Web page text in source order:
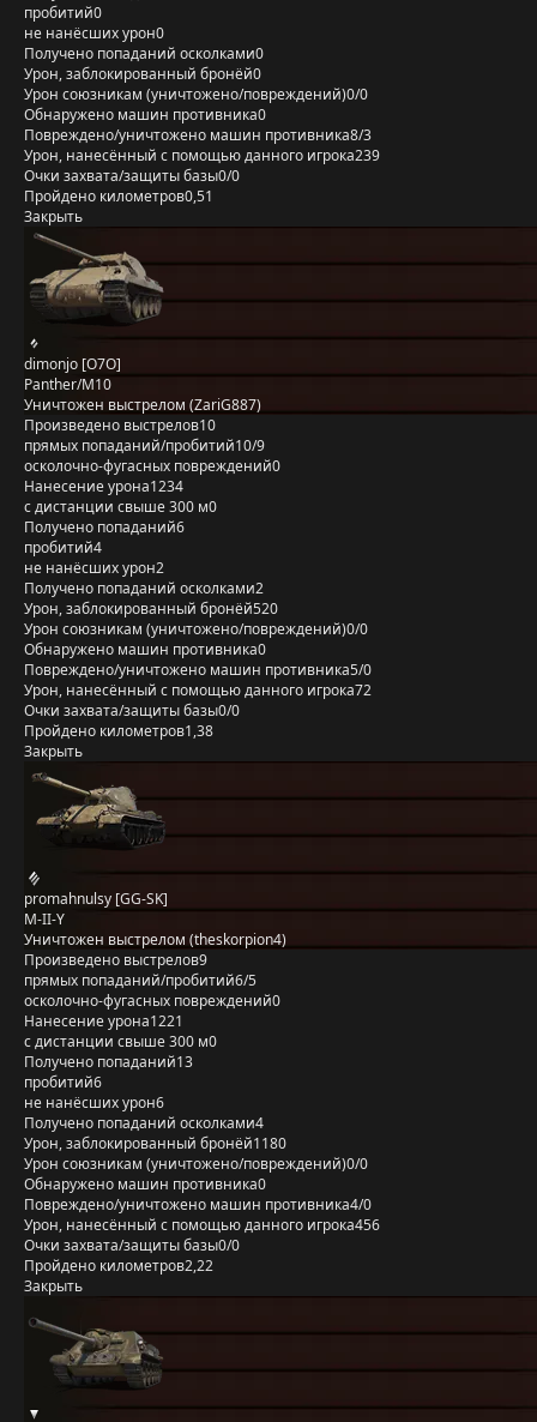
пробитий0
не нанёсших урон0
Получено попаданий осколками0
Урон, заблокированный бронёй0
Урон союзникам (уничтожено/повреждений)0/0
Обнаружено машин противника0
Повреждено/уничтожено машин противника8/3
Урон, нанесённый с помощью данного игрока239
Очки захвата/защиты базы0/0
Пройдено километров0,51
Закрыть
dimonjo [O7O]
Panther/M10
Уничтожен выстрелом (ZariG887)
Произведено выстрелов10
прямых попаданий/пробитий10/9
осколочно-фугасных повреждений0
Нанесение урона1234
с дистанции свыше 300 м0
Получено попаданий6
пробитий4
не нанёсших урон2
Получено попаданий осколками2
Урон, заблокированный бронёй520
Урон союзникам (уничтожено/повреждений)0/0
Обнаружено машин противника0
Повреждено/уничтожено машин противника5/0
Урон, нанесённый с помощью данного игрока72
Очки захвата/защиты базы0/0
Пройдено километров1,38
Закрыть
promahnulsy [GG-SK]
M-II-Y
Уничтожен выстрелом (theskorpion4)
Произведено выстрелов9
прямых попаданий/пробитий6/5
осколочно-фугасных повреждений0
Нанесение урона1221
с дистанции свыше 300 м0
Получено попаданий13
пробитий6
не нанёсших урон6
Получено попаданий осколками4
Урон, заблокированный бронёй1180
Урон союзникам (уничтожено/повреждений)0/0
Обнаружено машин противника0
Повреждено/уничтожено машин противника4/0
Урон, нанесённый с помощью данного игрока456
Очки захвата/защиты базы0/0
Пройдено километров2,22
Закрыть